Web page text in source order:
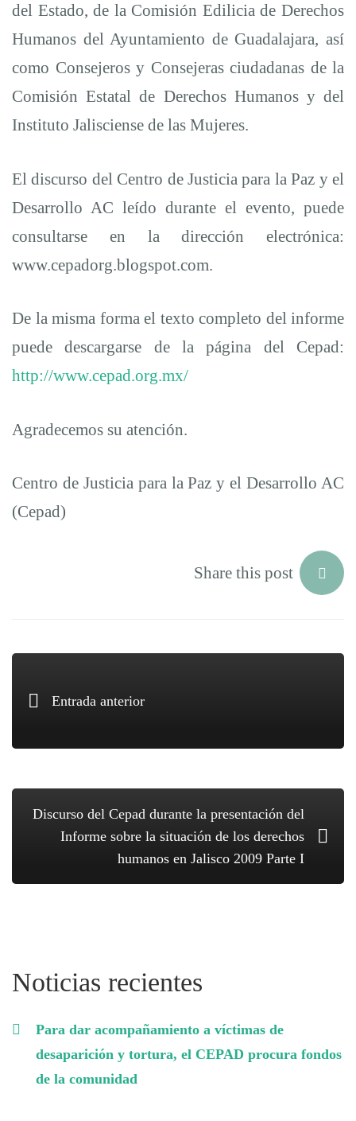
del Estado, de la Comisión Edilicia de Derechos
Humanos del Ayuntamiento de Guadalajara, así
como Consejeros y Consejeras ciudadanas de la
Comisión Estatal de Derechos Humanos y del
Instituto Jalisciense de las Mujeres.
El discurso del Centro de Justicia para la Paz y el
Desarrollo AC leído durante el evento, puede
consultarse en la dirección electrónica:
www.cepadorg.blogspot.com.
De la misma forma el texto completo del informe
puede descargarse de la página del Cepad:
http://www.cepad.org.mx/
Agradecemos su atención.
Centro de Justicia para la Paz y el Desarrollo AC
(Cepad)
Share this post
Entrada anterior
Discurso del Cepad durante la presentación del
Informe sobre la situación de los derechos
humanos en Jalisco 2009 Parte I
Noticias recientes
Para dar acompañamiento a víctimas de
desaparición y tortura, el CEPAD procura fondos
de la comunidad